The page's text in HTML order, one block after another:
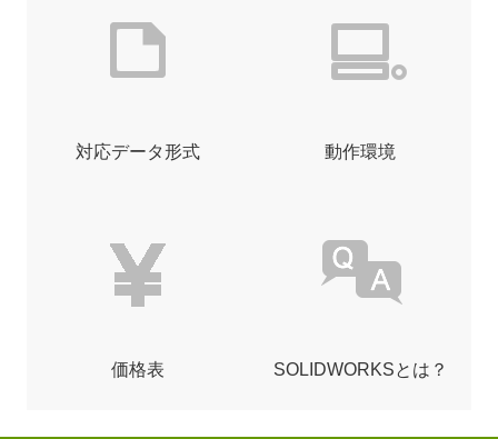
対応データ形式 動作環境
価格表 SOLIDWORKSとは？